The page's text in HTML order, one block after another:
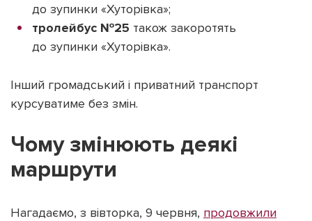
до зупинки «Хуторівка»;
тролейбус №25 також закоротять
до зупинки «Хуторівка».
Інший громадський і приватний транспорт
курсуватиме без змін.
Чому змінюють деякі
маршрути
Нагадаємо, з вівторка, 9 червня, продовжили